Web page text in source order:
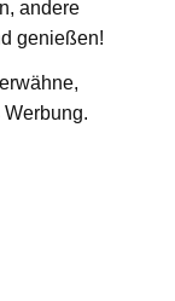
andere
genießen!